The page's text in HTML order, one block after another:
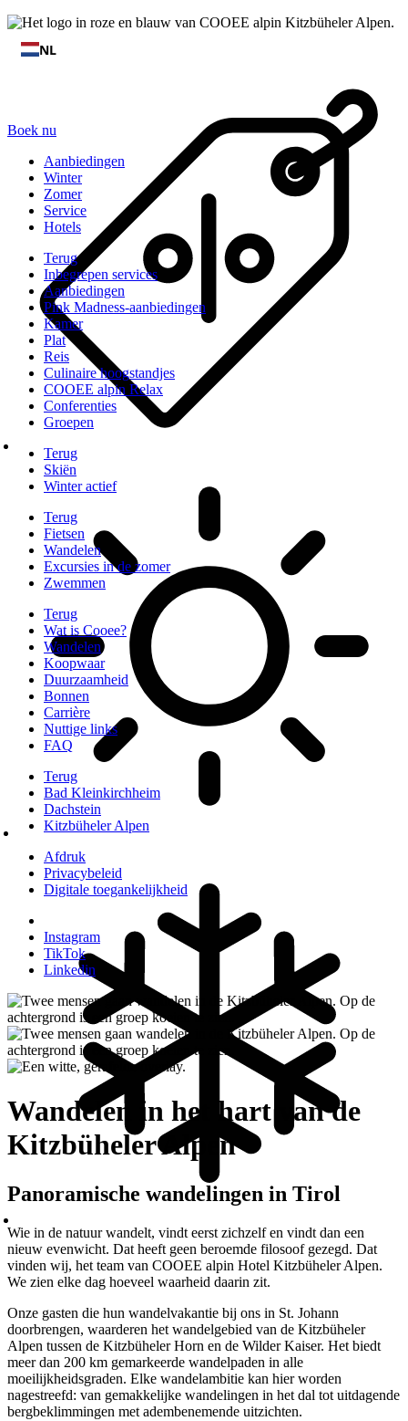
NL
Boek nu
Aanbiedingen
Winter
Zomer
Service
Hotels
Terug
Inbegrepen services
Aanbiedingen
Pink Madness-aanbiedingen
Kamer
Plat
Reis
Culinaire hoogstandjes
COOEE alpin Relax
Conferenties
Groepen
Terug
Skiën
Winter actief
Terug
Fietsen
Wandelen
Excursies in de zomer
Zwemmen
Terug
Wat is Cooee?
Wandelen
Koopwaar
Duurzaamheid
Bonnen
Carrière
Nuttige links
FAQ
Terug
Bad Kleinkirchheim
Dachstein
Kitzbüheler Alpen
Afdruk
Privacybeleid
Digitale toegankelijkheid
Instagram
TikTok
Linkedin
Wandelen in het hart van de
Kitzbüheler Alpen
Panoramische wandelingen in Tirol
Wie in de natuur wandelt, vindt eerst zichzelf en vindt dan een
nieuw evenwicht. Dat heeft geen beroemde filosoof gezegd. Dat
vinden wij, het team van COOEE alpin Hotel Kitzbüheler Alpen.
We zien elke dag hoeveel waarheid daarin zit.
Onze gasten die hun wandelvakantie bij ons in St. Johann
doorbrengen, waarderen het wandelgebied van de Kitzbüheler
Alpen tussen de Kitzbüheler Horn en de Wilder Kaiser. Het biedt
meer dan 200 km gemarkeerde wandelpaden in alle
moeilijkheidsgraden. Elke wandelambitie kan hier worden
nagestreefd: van gemakkelijke wandelingen in het dal tot uitdagende
bergbeklimmingen met adembenemende uitzichten.